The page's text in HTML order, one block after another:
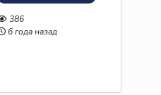
386
6 года назад